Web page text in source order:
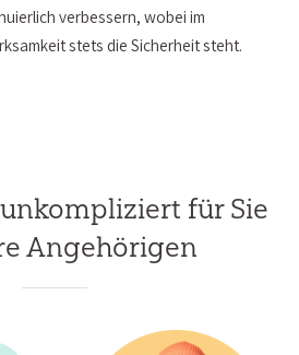
verbessern, wobei im
stets die Sicherheit steht.
für Sie
Angehörigen